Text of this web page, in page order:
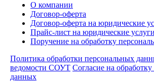
О компании
Договор-оферта
Договор-оферта на юридические
Прайс-лист на юридические услуги
Поручение на обработку
Политика обработки персональных
ведомости СОУТ Согласие на
данных